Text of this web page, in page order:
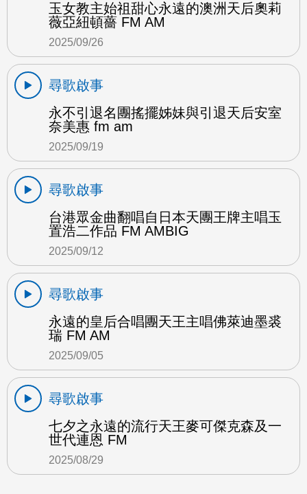
玉女教主始祖甜心永遠的澳洲天后奧莉
薇亞紐頓薔 FM AM
2025/09/26
尋歌啟事
永不引退名團搖擺姊妹與引退天后安室
奈美惠 fm am
2025/09/19
尋歌啟事
台港眾金曲翻唱自日本天團王牌主唱玉
置浩二作品 FM AMBIG
2025/09/12
尋歌啟事
永遠的皇后合唱團天王主唱佛萊迪墨裘
瑞 FM AM
2025/09/05
尋歌啟事
七夕之永遠的流行天王麥可傑克森及一
世代連恩 FM
2025/08/29